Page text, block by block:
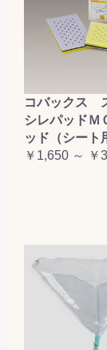
コバックス
シレパッド
ッド（シート
￥1,650 ～ ￥